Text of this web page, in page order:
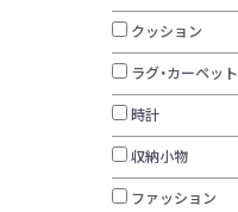
クッション
ラグ・カーペット
時計
収納小物
ファッション